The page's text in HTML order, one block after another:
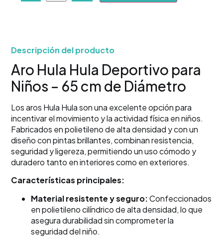
Descripción del producto
Aro Hula Hula Deportivo para
Niños – 65 cm de Diámetro
Los aros Hula Hula son una excelente opción para
incentivar el movimiento y la actividad física en niños.
Fabricados en polietileno de alta densidad y con un
diseño con pintas brillantes, combinan resistencia,
seguridad y ligereza, permitiendo un uso cómodo y
duradero tanto en interiores como en exteriores.
Características principales:
Material resistente y seguro:Confeccionados
en polietileno cilíndrico de alta densidad, lo que
asegura durabilidad sin comprometer la
seguridad del niño.